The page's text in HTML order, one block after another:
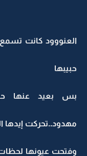
العنووود كانت
حبيبها
بس بعيد عنها
مهدود..تحركت إيدها
وفتحت عيونها